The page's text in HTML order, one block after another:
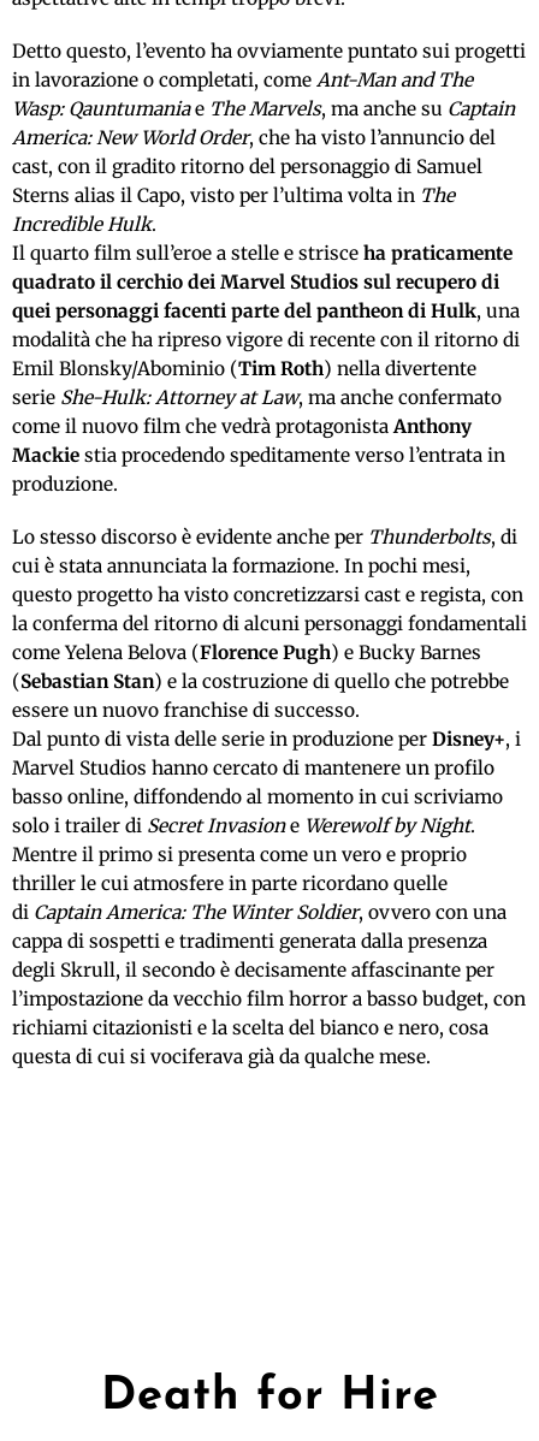
Detto questo, l’evento ha ovviamente puntato sui progetti
in lavorazione o completati, come Ant-Man and The
Wasp: Qauntumaniae The Marvels, ma anche su Captain
America: New World Order, che ha visto l’annuncio del
cast, con il gradito ritorno del personaggio di Samuel
Sterns alias il Capo, visto per l’ultima volta in The
Incredible Hulk.
Il quarto film sull’eroe a stelle e strisce ha praticamente
quadrato il cerchio dei Marvel Studios sul recupero di
quei personaggi facenti parte del pantheon di Hulk, una
modalità che ha ripreso vigore di recente con il ritorno di
Emil Blonsky/Abominio (Tim Roth) nella divertente
serie She-Hulk: Attorney at Law, ma anche confermato
come il nuovo film che vedrà protagonista Anthony
Mackie stia procedendo speditamente verso l’entrata in
produzione.
Lo stesso discorso è evidente anche per Thunderbolts, di
cui è stata annunciata la formazione. In pochi mesi,
questo progetto ha visto concretizzarsi cast e regista, con
la conferma del ritorno di alcuni personaggi fondamentali
come Yelena Belova (Florence Pugh) e Bucky Barnes
(Sebastian Stan) e la costruzione di quello che potrebbe
essere un nuovo franchise di successo.
Dal punto di vista delle serie in produzione per Disney+, i
Marvel Studios hanno cercato di mantenere un profilo
basso online, diffondendo al momento in cui scriviamo
solo i trailer di Secret Invasione Werewolf by Night.
Mentre il primo si presenta come un vero e proprio
thriller le cui atmosfere in parte ricordano quelle
di Captain America: The Winter Soldier, ovvero con una
cappa di sospetti e tradimenti generata dalla presenza
degli Skrull, il secondo è decisamente affascinante per
l’impostazione da vecchio film horror a basso budget, con
richiami citazionisti e la scelta del bianco e nero, cosa
questa di cui si vociferava già da qualche mese.
Death for Hire